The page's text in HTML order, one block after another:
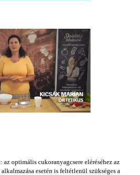
az optimális cukoranyagcsere eléréséhez az
esetén is feltétlenül szükséges a